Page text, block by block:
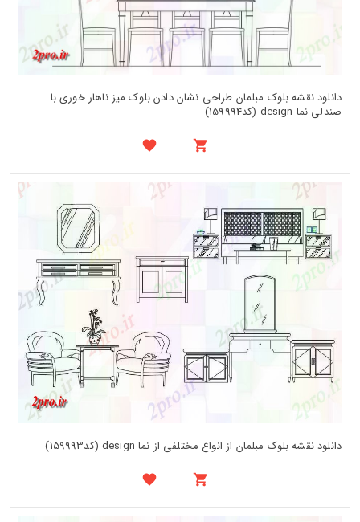
دانلود نقشه بلوک مبلمان طراحی نشان دادن بلوک میز ناهار خوری با
صندلی نما design (کد159994)
دانلود نقشه بلوک مبلمان از انواع مختلفی از نما design (کد159993)